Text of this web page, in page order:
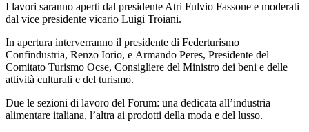
I lavori saranno aperti dal presidente Atri Fulvio Fassone e moderati
dal vice presidente vicario Luigi Troiani.
In apertura interverranno il presidente di Federturismo
Confindustria, Renzo Iorio, e Armando Peres, Presidente del
Comitato Turismo Ocse, Consigliere del Ministro dei beni e delle
attività culturali e del turismo.
Due le sezioni di lavoro del Forum: una dedicata all’industria
alimentare italiana, l’altra ai prodotti della moda e del lusso.